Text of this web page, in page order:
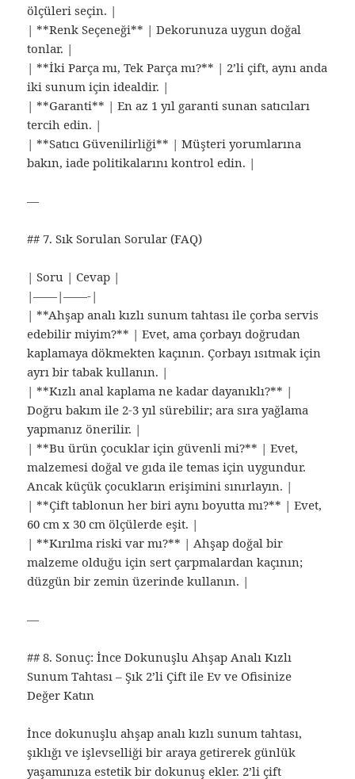
ölçüleri seçin. |
| **Renk Seçeneği** | Dekorunuza uygun doğal
tonlar. |
| **İki Parça mı, Tek Parça mı?** | 2’li çift, aynı anda
iki sunum için idealdir. |
| **Garanti** | En az 1 yıl garanti sunan satıcıları
tercih edin. |
| **Satıcı Güvenilirliği** | Müşteri yorumlarına
bakın, iade politikalarını kontrol edin. |
—
## 7. Sık Sorulan Sorular (FAQ)
| Soru | Cevap |
|——|——-|
| **Ahşap analı kızlı sunum tahtası ile çorba servis
edebilir miyim?** | Evet, ama çorbayı doğrudan
kaplamaya dökmekten kaçının. Çorbayı ısıtmak için
ayrı bir tabak kullanın. |
| **Kızlı anal kaplama ne kadar dayanıklı?** |
Doğru bakım ile 2-3 yıl sürebilir; ara sıra yağlama
yapmanız önerilir. |
| **Bu ürün çocuklar için güvenli mi?** | Evet,
malzemesi doğal ve gıda ile temas için uygundur.
Ancak küçük çocukların erişimini sınırlayın. |
| **Çift tablonun her biri aynı boyutta mı?** | Evet,
60 cm x 30 cm ölçülerde eşit. |
| **Kırılma riski var mı?** | Ahşap doğal bir
malzeme olduğu için sert çarpmalardan kaçının;
düzgün bir zemin üzerinde kullanın. |
—
## 8. Sonuç: İnce Dokunuşlu Ahşap Analı Kızlı
Sunum Tahtası – Şık 2’li Çift ile Ev ve Ofisinize
Değer Katın
İnce dokunuşlu ahşap analı kızlı sunum tahtası,
şıklığı ve işlevselliği bir araya getirerek günlük
yaşamınıza estetik bir dokunuş ekler. 2’li çift